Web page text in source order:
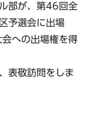
部が、第46回全
予選会に出場
への出場権を得
表敬訪問をしま